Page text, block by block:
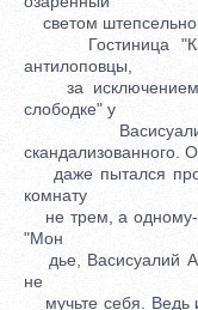
светом
Гостиница
антилоповцы,
за исключением
слободке" у
Васисуалия
скандализованного.
даже пытался
комнату
не трем, а одному-
"Мон
дье, Васисуалий
не
мучьте себя. Ведь